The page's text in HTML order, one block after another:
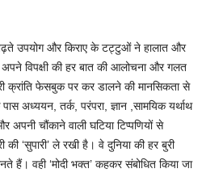
उपयोग और किराए के टट्टुओं ने हालात और
विपक्षी की हर बात की आलोचना और गलत
क्रांति फेसबुक पर कर डालने की मानसिकता से
अध्ययन, तर्क, परंपरा, ज्ञान ,सामयिक यर्थाथ
चौंकाने वाली घटिया टिप्पणियों से
‘सुपारी’ ले रखी है। वे दुनिया की हर बुरी
हैं। वही ‘मोदी भक्त’ कहकर संबोधित किया जा